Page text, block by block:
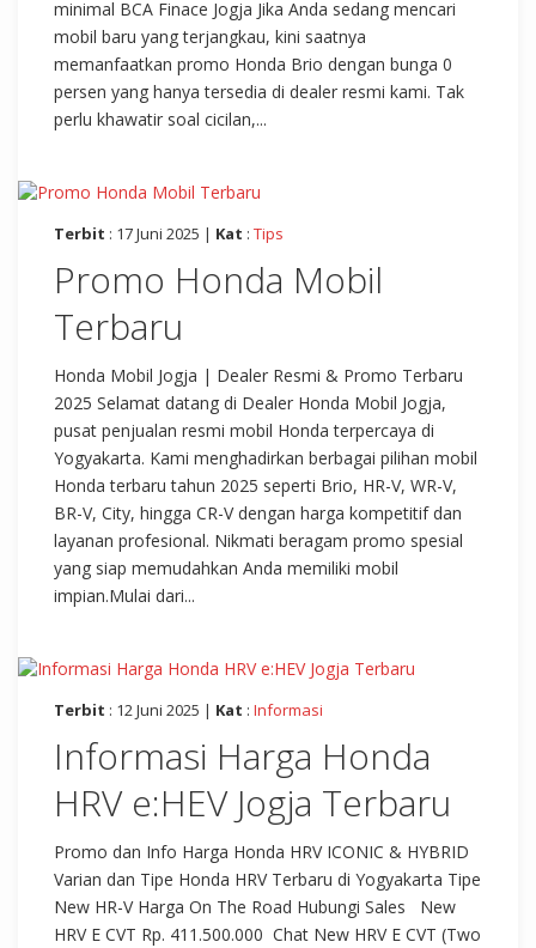
minimal BCA Finace Jogja Jika Anda sedang mencari
mobil baru yang terjangkau, kini saatnya
memanfaatkan promo Honda Brio dengan bunga 0
persen yang hanya tersedia di dealer resmi kami. Tak
perlu khawatir soal cicilan,...
Terbit : 17 Juni 2025 | Kat : Tips
Promo Honda Mobil
Terbaru
Honda Mobil Jogja | Dealer Resmi & Promo Terbaru
2025 Selamat datang di Dealer Honda Mobil Jogja,
pusat penjualan resmi mobil Honda terpercaya di
Yogyakarta. Kami menghadirkan berbagai pilihan mobil
Honda terbaru tahun 2025 seperti Brio, HR-V, WR-V,
BR-V, City, hingga CR-V dengan harga kompetitif dan
layanan profesional. Nikmati beragam promo spesial
yang siap memudahkan Anda memiliki mobil
impian.Mulai dari...
Terbit : 12 Juni 2025 | Kat : Informasi
Informasi Harga Honda
HRV e:HEV Jogja Terbaru
Promo dan Info Harga Honda HRV ICONIC & HYBRID
Varian dan Tipe Honda HRV Terbaru di Yogyakarta Tipe
New HR-V Harga On The Road Hubungi Sales New
HRV E CVT Rp. 411.500.000 Chat New HRV E CVT (Two